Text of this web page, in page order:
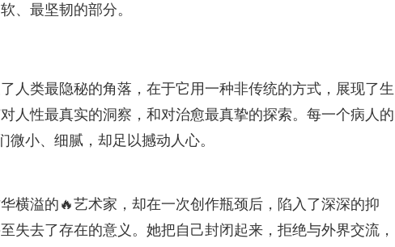
、最坚韧的部分。
人类最隐秘的角落，在于它用一种非传统的方式，展现了生
人性最真实的洞察，和对治愈最真挚的探索。每一个病人的
微小、细腻，却足以撼动人心。
横溢的🔥艺术家，却在一次创作瓶颈后，陷入了深深的抑
失去了存在的意义。她把自己封闭起来，拒绝与外界交流，